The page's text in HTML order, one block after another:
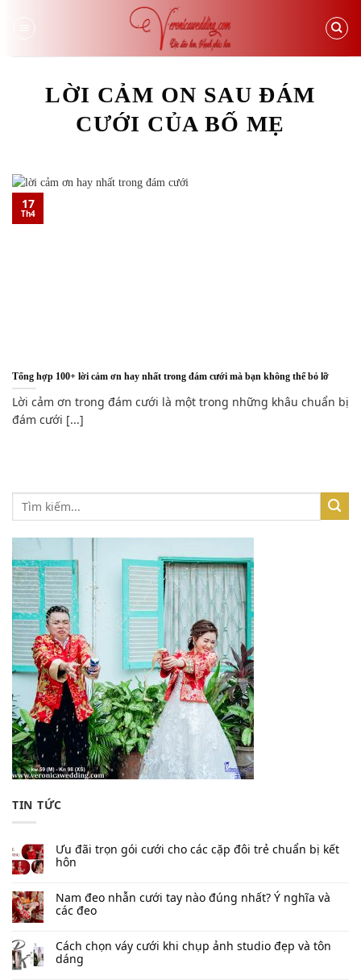
LỜI CẢM ON SAU ĐÁM
CƯỚI CỦA BỐ MẸ
Tổng hợp 100+ lời cảm ơn hay nhất trong đám cưới mà bạn không thể bỏ lỡ
Lời cảm ơn trong đám cưới là một trong những khâu chuẩn bị
đám cưới [...]
17
Th4
TIN TỨC
Ưu đãi trọn gói cưới cho các cặp đôi trẻ chuẩn bị kết
hôn
Nam đeo nhẫn cưới tay nào đúng nhất​? Ý nghĩa và
các đeo
Cách chọn váy cưới khi chụp ảnh studio đẹp và tôn
dáng